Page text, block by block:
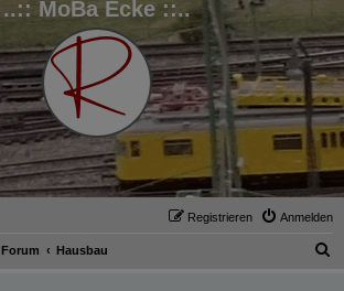
..:: MoBa Ecke ::..
Anmelden
Registrieren
Forum Hausbau